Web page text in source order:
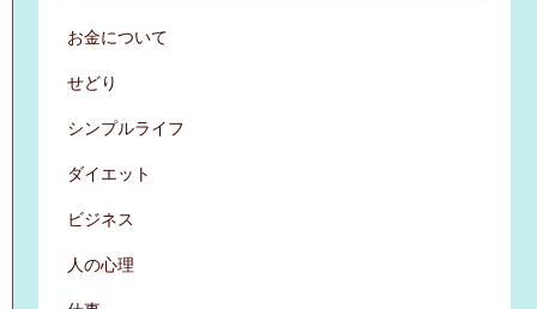
お金について
せどり
シンプルライフ
ダイエット
ビジネス
人の心理